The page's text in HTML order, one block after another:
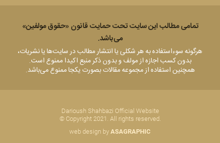
تمامی مطالب این سایت تحت حمایت قانون «حقوق مولفين»
می‌باشد.
هرگونه سوء‌استفاده به هر شکلی يا انتشار مطالب در سایت‌ها یا نشریات،
بدون کسب اجازه از مولف و بدون ذکر منبع اکيدا ممنوع است.
همچنین استفاده از مجموعه مقالات بصورت یکجا ممنوع می‌باشد.
Darioush Shahbazi Official Website
© Copyright 2021. All rights reserved.
web design by ASAGRAPHIC